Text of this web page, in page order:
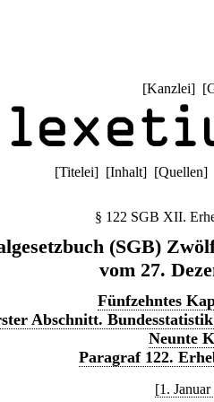
[Kanzlei] [
[Titelei] [Inhalt] [Quellen]
§ 122 SGB XII.
(SGB)
vom 27.
Fünfzehntes
Abschnitt.
Neunte
Paragraf 122.
[1.